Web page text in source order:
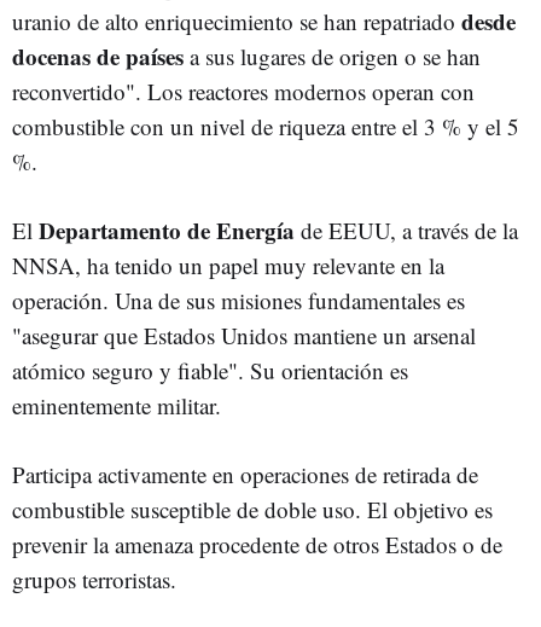
uranio de alto enriquecimiento se han repatriado desde
docenas de países a sus lugares de origen o se han
reconvertido". Los reactores modernos operan con
combustible con un nivel de riqueza entre el 3 % y el 5
%.
El Departamento de Energía de EEUU, a través de la
NNSA, ha tenido un papel muy relevante en la
operación. Una de sus misiones fundamentales es
"asegurar que Estados Unidos mantiene un arsenal
atómico seguro y fiable". Su orientación es
eminentemente militar.
Participa activamente en operaciones de retirada de
combustible susceptible de doble uso. El objetivo es
prevenir la amenaza procedente de otros Estados o de
grupos terroristas.